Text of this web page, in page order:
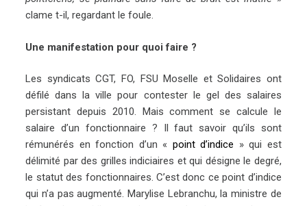
clame t-il, regardant le foule.
Une manifestation pour quoi faire ?
Les syndicats CGT, FO, FSU Moselle et Solidaires ont
défilé dans la ville pour contester le gel des salaires
persistant depuis 2010. Mais comment se calcule le
salaire d’un fonctionnaire ? Il faut savoir qu’ils sont
rémunérés en fonction d’un « point d’indice » qui est
délimité par des grilles indiciaires et qui désigne le degré,
le statut des fonctionnaires. C’est donc ce point d’indice
qui n’a pas augmenté. Marylise Lebranchu, la ministre de